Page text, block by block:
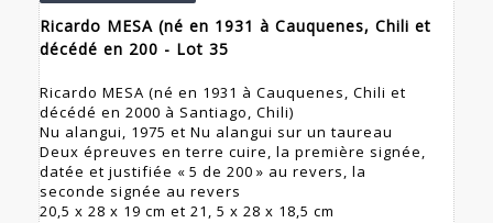
Ricardo MESA (né en 1931 à Cauquenes, Chili et
décédé en 200 - Lot 35
Ricardo MESA (né en 1931 à Cauquenes, Chili et
décédé en 2000 à Santiago, Chili)
Nu alangui, 1975 et Nu alangui sur un taureau
Deux épreuves en terre cuire, la première signée,
datée et justifiée « 5 de 200 » au revers, la
seconde signée au revers
20,5 x 28 x 19 cm et 21, 5 x 28 x 18,5 cm